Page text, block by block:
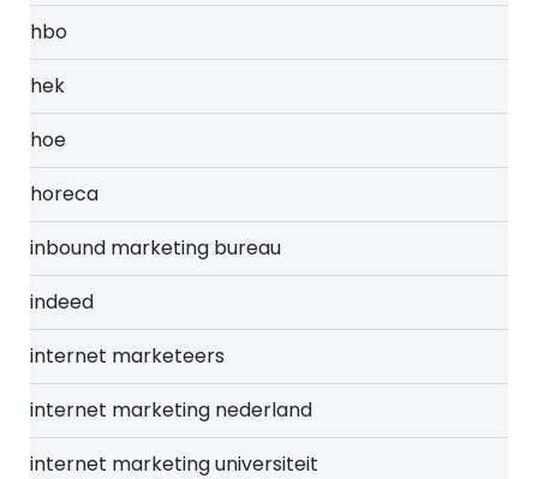
hbo
hek
hoe
horeca
inbound marketing bureau
indeed
internet marketeers
internet marketing nederland
internet marketing universiteit